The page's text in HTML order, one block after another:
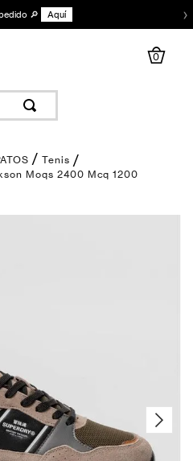
🔎 Aquí ›
0
Tenis
Moqs 2400 Mcq 1200